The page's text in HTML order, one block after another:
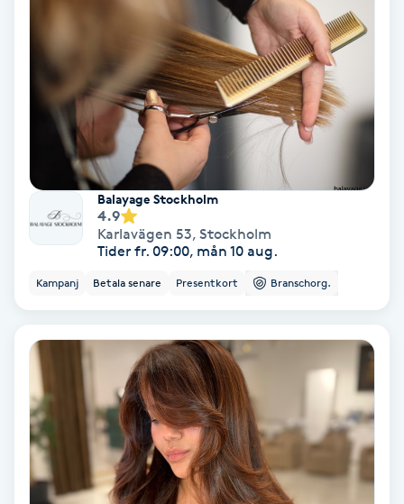
Gruppträning
Gua Sha-massage
Hatha Yoga
Healing
Herrklippning
HIFU
Hollywood Peel
Balayage Stockholm
4.9
Karlavägen 53, Stockholm
Tider fr. 09:00, mån 10 aug.
Kampanj Betala senare Presentkort Branschorg.